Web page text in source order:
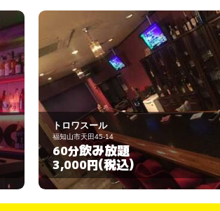
LEGEND
舞鶴市浜155
60分飲み放題
3,000円(税込)